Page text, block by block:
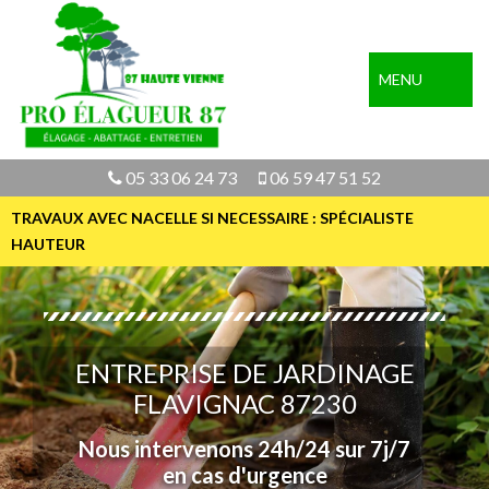
MENU
05 33 06 24 73 06 59 47 51 52
TRAVAUX AVEC NACELLE SI NECESSAIRE : SPÉCIALISTE
HAUTEUR
ENTREPRISE DE JARDINAGE
FLAVIGNAC 87230
Nous intervenons 24h/24 sur 7j/7
en cas d'urgence